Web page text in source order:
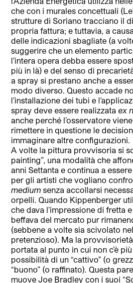
che con i murales concettuali
strutture di Soriano tracciano il
propria fattura; e tuttavia, a
delle indicazioni sbagliate (a
suggerire che un elemento
l’intera opera debba essere
più in là) e del senso di
a spray si prestano anche a
modo diverso. Questo accade
l’installazione dei tubi e
spray deve essere realizzataex
anche perché l’osservatore
rimettere in questione le
immaginare altre configurazioni.
A volte la pittura provvisoria si
painting”, una modalità che
anni Settanta e continua a
per gli artisti che vogliano
mediumsenza accollarsi
orpelli. Quando Kippenberger
che dava l’impressione di fretta
beffava del mercato pur
(sebbene a volte sia scivolato
pretenzioso). Ma la
portata al punto in cui non c’è
possibilità di un “cattivo” (o
“buono” (o raffinato). Questa
muove Joe Bradley con i suoi